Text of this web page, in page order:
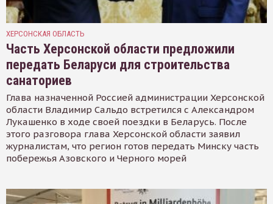
ХЕРСОНСКАЯ ОБЛАСТЬ
Часть Херсонской области предложили
передать Беларуси для строительства
санаториев
Глава назначенной Россией администрации Херсонской
области Владимир Сальдо встретился с Александром
Лукашенко в ходе своей поездки в Беларусь. После
этого разговора глава Херсонской области заявил
журналистам, что регион готов передать Минску часть
побережья Азовского и Черного морей